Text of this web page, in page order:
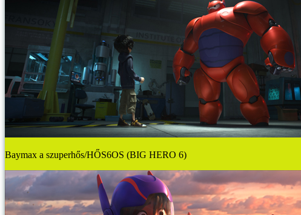
Baymax a szuperhős/HŐS6OS (BIG HERO 6)